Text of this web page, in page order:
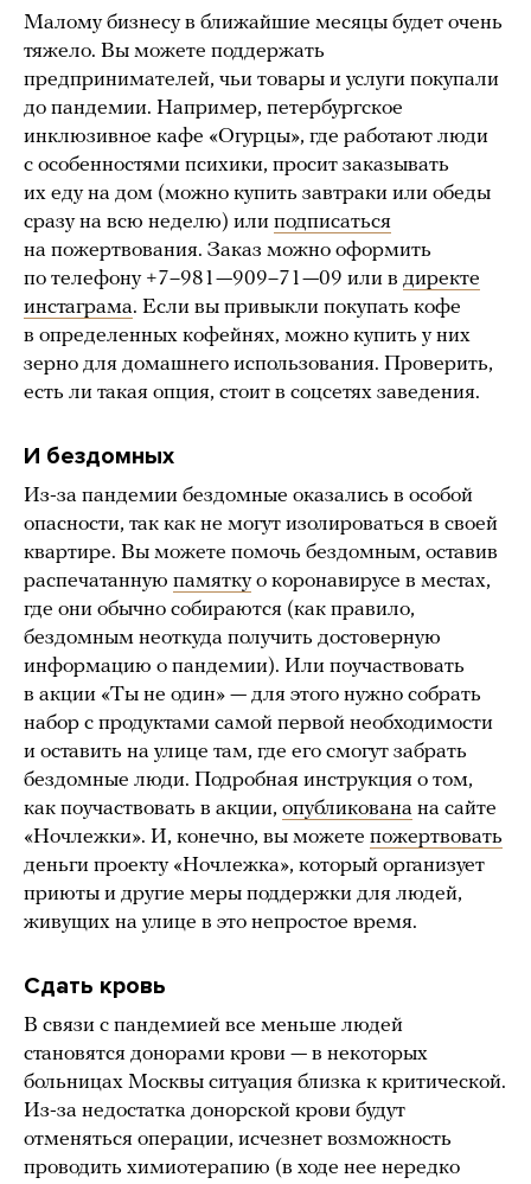
Малому бизнесу в ближайшие месяцы будет очень
тяжело. Вы можете поддержать
предпринимателей, чьи товары и услуги покупали
до пандемии. Например, петербургское
инклюзивное кафе «Огурцы», где работают люди
с особенностями психики, просит заказывать
их еду на дом (можно купить завтраки или обеды
сразу на всю неделю) или подписаться
на пожертвования. Заказ можно оформить
по телефону +7–981—909–71—09 или в директе
инстаграма. Если вы привыкли покупать кофе
в определенных кофейнях, можно купить у них
зерно для домашнего использования. Проверить,
есть ли такая опция, стоит в соцсетях заведения.
И бездомных
Из-за пандемии бездомные оказались в особой
опасности, так как не могут изолироваться в своей
квартире. Вы можете помочь бездомным, оставив
распечатанную памяткуо коронавирусе в местах,
где они обычно собираются (как правило,
бездомным неоткуда получить достоверную
информацию о пандемии). Или поучаствовать
в акции «Ты не один» — для этого нужно собрать
набор с продуктами самой первой необходимости
и оставить на улице там, где его смогут забрать
бездомные люди. Подробная инструкция о том,
как поучаствовать в акции, опубликована на сайте
«Ночлежки». И, конечно, вы можете пожертвовать
деньги проекту «Ночлежка», который организует
приюты и другие меры поддержки для людей,
живущих на улице в это непростое время.
Сдать кровь
В связи с пандемией все меньше людей
становятся донорами крови — в некоторых
больницах Москвы ситуация близка к критической.
Из-за недостатка донорской крови будут
отменяться операции, исчезнет возможность
проводить химиотерапию (в ходе нее нередко